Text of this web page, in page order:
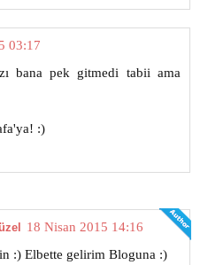
03:17
bana pek gitmedi tabii ama
:)
18 Nisan 2015 14:16
:) Elbette gelirim Bloguna :)